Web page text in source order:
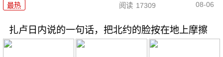
最热 阅读 17309 08-06
扎卢日内说的一句话，把北约的脸按在地上摩擦